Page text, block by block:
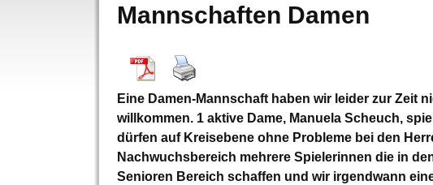
Mannschaften Damen
Eine Damen-Mannschaft haben wir leider zur Zeit
willkommen. 1 aktive Dame, Manuela Scheuch,
dürfen auf Kreisebene ohne Probleme bei den
Nachwuchsbereich mehrere Spielerinnen die in
Senioren Bereich schaffen und wir irgendwann